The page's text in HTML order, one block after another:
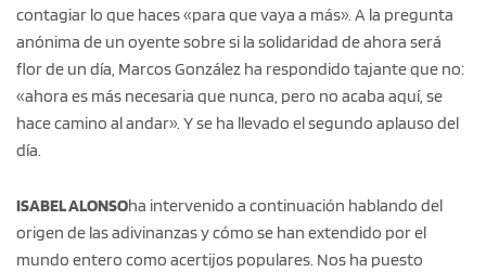
contagiar lo que haces «para que vaya a más». A la pregunta
anónima de un oyente sobre si la solidaridad de ahora será
flor de un día, Marcos González ha respondido tajante que no:
«ahora es más necesaria que nunca, pero no acaba aquí, se
hace camino al andar». Y se ha llevado el segundo aplauso del
día.
ISABEL ALONSOha intervenido a continuación hablando del
origen de las adivinanzas y cómo se han extendido por el
mundo entero como acertijos populares. Nos ha puesto